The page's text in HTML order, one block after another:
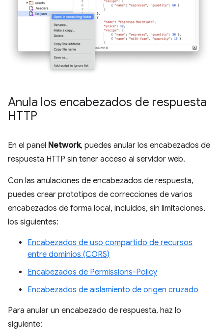
Anula los encabezados de respuesta
HTTP
En el panel Network, puedes anular los encabezados de
respuesta HTTP sin tener acceso al servidor web.
Con las anulaciones de encabezados de respuesta,
puedes crear prototipos de correcciones de varios
encabezados de forma local, incluidos, sin limitaciones,
los siguientes:
Encabezados de uso compartido de recursos
entre dominios (CORS)
Encabezados de Permissions-Policy
Encabezados de aislamiento de origen cruzado
Para anular un encabezado de respuesta, haz lo
siguiente: